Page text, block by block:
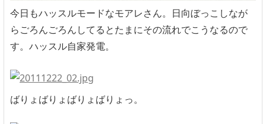
今日もハッスルモードなモアレさん。日向ぼっこしなが
らごろんごろんしてるとたまにその流れでこうなるので
す。ハッスル自家発電。
ばりょばりょばりょばりょっ。